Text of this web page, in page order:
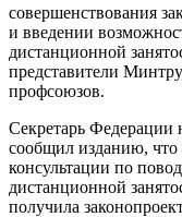
совершенствования
и введении
дистанционной
представители
профсоюзов.
Секретарь Федерации
сообщил изданию,
консультации по
дистанционной
получила